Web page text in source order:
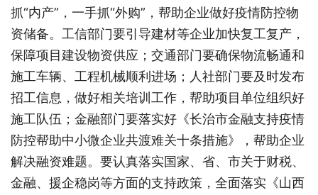
抓“内产”，一手抓“外购”，帮助企业做好疫情防控物
资储备。工信部门要引导建材等企业加快复工复产，
保障项目建设物资供应；交通部门要确保物流畅通和
施工车辆、工程机械顺利进场；人社部门要及时发布
招工信息，做好相关培训工作，帮助项目单位组织好
施工队伍；金融部门要落实好《长治市金融支持疫情
防控帮助中小微企业共渡难关十条措施》，帮助企业
解决融资难题。要认真落实国家、省、市关于财税、
金融、援企稳岗等方面的支持政策，全面落实《山西